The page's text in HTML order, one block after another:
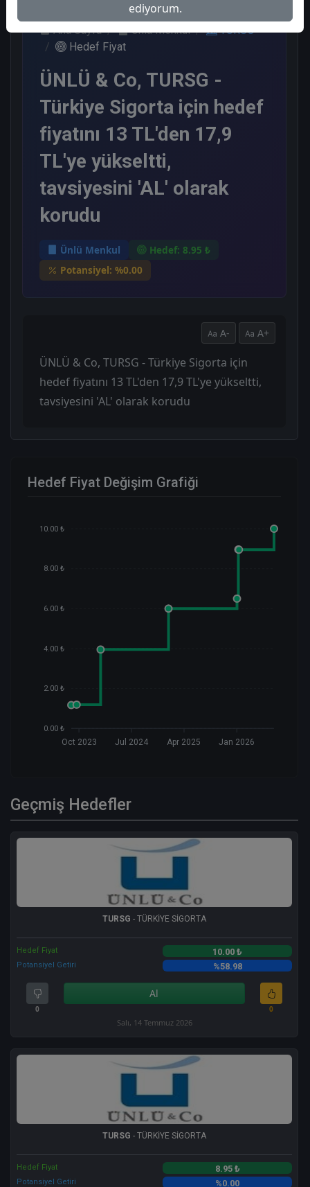
Ana Sayfa Ünlü Menkul
TURSG
Hedef Fiyat
ÜNLÜ & Co, TURSG -
Türkiye Sigorta için hedef
fiyatını 13 TL'den 17,9
TL'ye yükseltti,
tavsiyesini 'AL' olarak
korudu
Ünlü Menkul
Hedef: 8.95 ₺
Potansiyel: %0.00
A- A+
ÜNLÜ & Co, TURSG - Türkiye Sigorta için
hedef fiyatını 13 TL'den 17,9 TL'ye yükseltti,
tavsiyesini 'AL' olarak korudu
Hedef Fiyat Değişim Grafiği
10.00 ₺
8.00 ₺
6.00 ₺
4.00 ₺
2.00 ₺
0.00 ₺
Oct 2023 Jul 2024 Apr 2025 Jan 2026
Geçmiş Hedefler
TURSG - TÜRKİYE SİGORTA
Hedef Fiyat 10.00 ₺
Potansiyel Getiri %58.98
0
Al
0
Salı, 14 Temmuz 2026
TURSG - TÜRKİYE SİGORTA
Hedef Fiyat 8.95 ₺
Potansiyel Getiri %0.00
ediyorum.